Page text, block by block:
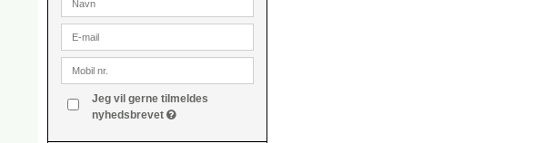
Jeg vil gerne tilmeldes
nyhedsbrevet